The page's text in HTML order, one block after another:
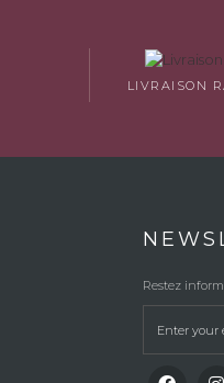
LIVRAISON
Restez